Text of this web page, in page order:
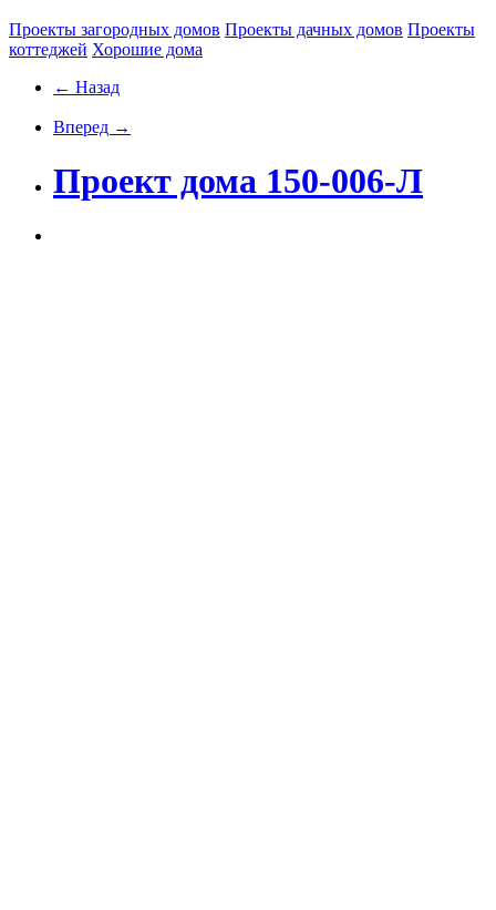
Проекты загородных домов Проекты дачных домов Проекты
коттеджей Хорошие дома
← Назад
Вперед →
Проект дома 150-006-Л